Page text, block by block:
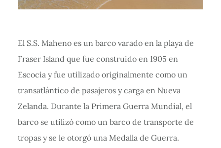
El S.S. Maheno es un barco varado en la playa de
Fraser Island que fue construido en 1905 en
Escocia y fue utilizado originalmente como un
transatlántico de pasajeros y carga en Nueva
Zelanda. Durante la Primera Guerra Mundial, el
barco se utilizó como un barco de transporte de
tropas y se le otorgó una Medalla de Guerra.